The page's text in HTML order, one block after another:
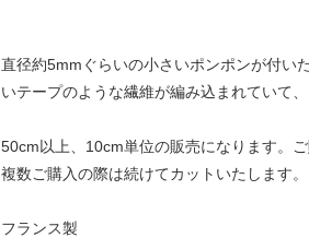
直径約5mmぐらいの小さいポンポンが付い
いテープのような繊維が編み込まれていて、
50cm以上、10cm単位の販売になります。
複数ご購入の際は続けてカットいたします。
フランス製